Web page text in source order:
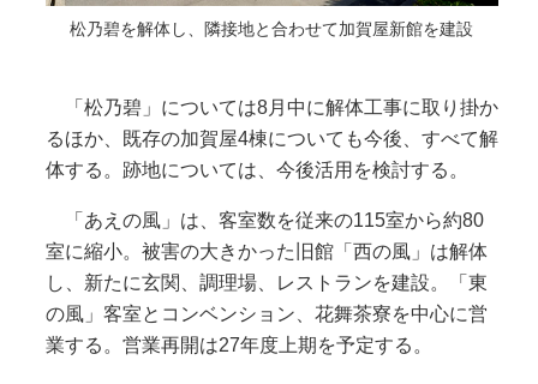
松乃碧を解体し、隣接地と合わせて加賀屋新館を建設
「松乃碧」については8月中に解体工事に取り掛か
るほか、既存の加賀屋4棟についても今後、すべて解
体する。跡地については、今後活用を検討する。
「あえの風」は、客室数を従来の115室から約80
室に縮小。被害の大きかった旧館「西の風」は解体
し、新たに玄関、調理場、レストランを建設。「東
の風」客室とコンベンション、花舞茶寮を中心に営
業する。営業再開は27年度上期を予定する。